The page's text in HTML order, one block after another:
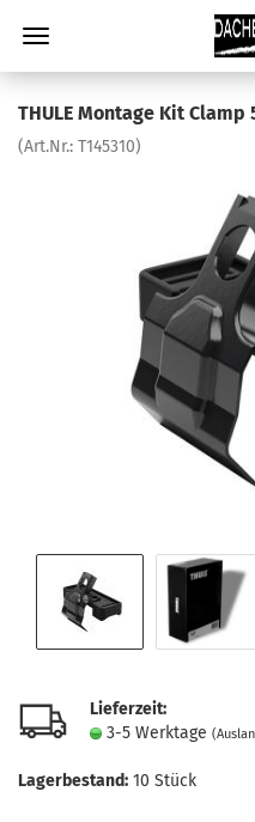
THULE Montage Kit
(Art.Nr.: T145310)
Lieferzeit:
3-5 Werktage
Lagerbestand: 10 Stück